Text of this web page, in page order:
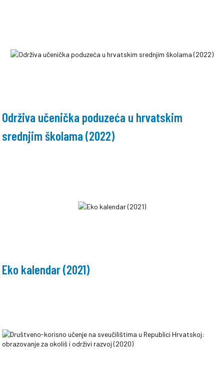
Održiva učenička poduzeća u hrvatskim
srednjim školama (2022)
Eko kalendar (2021)